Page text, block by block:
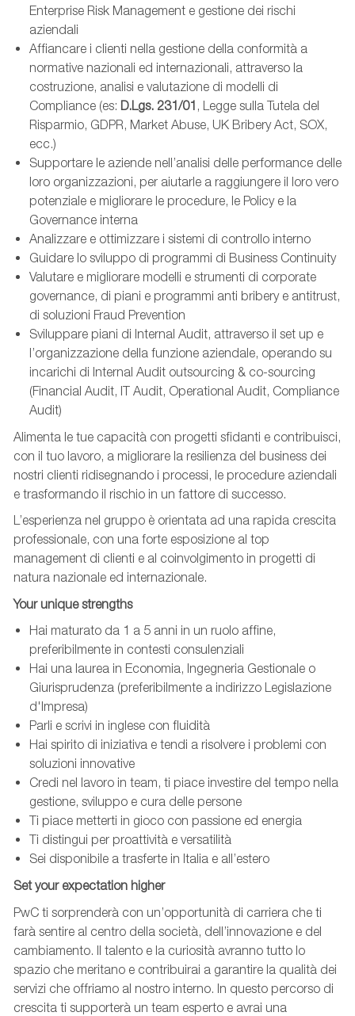
Enterprise Risk Management e gestione dei rischi
aziendali
Affiancare i clienti nella gestione della conformità a
normative nazionali ed internazionali, attraverso la
costruzione, analisi e valutazione di modelli di
Compliance (es: D.Lgs. 231/01 , Legge sulla Tutela del
Risparmio, GDPR, Market Abuse, UK Bribery Act, SOX,
ecc.)
Supportare le aziende nell’analisi delle performance delle
loro organizzazioni, per aiutarle a raggiungere il loro vero
potenziale e migliorare le procedure, le Policy e la
Governance interna
Analizzare e ottimizzare i sistemi di controllo interno
Guidare lo sviluppo di programmi di Business Continuity
Valutare e migliorare modelli e strumenti di corporate
governance, di piani e programmi anti bribery e antitrust,
di soluzioni Fraud Prevention
Sviluppare piani di Internal Audit, attraverso il set up e
l’organizzazione della funzione aziendale, operando su
incarichi di Internal Audit outsourcing & co-sourcing
(Financial Audit, IT Audit, Operational Audit, Compliance
Audit)
Alimenta le tue capacità con progetti sfidanti e contribuisci,
con il tuo lavoro, a migliorare la resilienza del business dei
nostri clienti ridisegnando i processi, le procedure aziendali
e trasformando il rischio in un fattore di successo.
L’esperienza nel gruppo è orientata ad una rapida crescita
professionale, con una forte esposizione al top
management di clienti e al coinvolgimento in progetti di
natura nazionale ed internazionale.
Your unique strengths
Hai maturato da 1 a 5 anni in un ruolo affine,
preferibilmente in contesti consulenziali
Hai una laurea in Economia, Ingegneria Gestionale o
Giurisprudenza (preferibilmente a indirizzo Legislazione
d'Impresa)
Parli e scrivi in inglese con fluidità
Hai spirito di iniziativa e tendi a risolvere i problemi con
soluzioni innovative
Credi nel lavoro in team, ti piace investire del tempo nella
gestione, sviluppo e cura delle persone
Ti piace metterti in gioco con passione ed energia
Ti distingui per proattività e versatilità
Sei disponibile a trasferte in Italia e all’estero
Setyour expectation higher
PwC ti sorprenderà con un’opportunità di carriera che ti
farà sentire al centro della società, dell’innovazione e del
cambiamento. Il talento e la curiosità avranno tutto lo
spazio che meritano e contribuirai a garantire la qualità dei
servizi che offriamo al nostro interno. In questo percorso di
crescita ti supporterà un team espertoe avrai una